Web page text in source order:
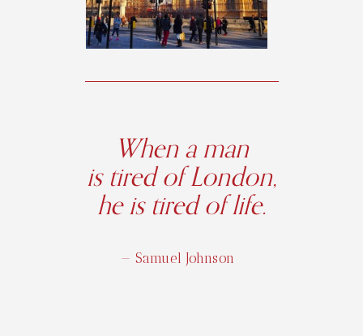
When a man
is tired of London,
he is tired of life.
— Samuel Johnson